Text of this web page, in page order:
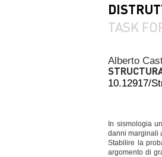
TASK
Alberto
10.12917/
In sismologia
danni marginali
Stabilire la
argomento di